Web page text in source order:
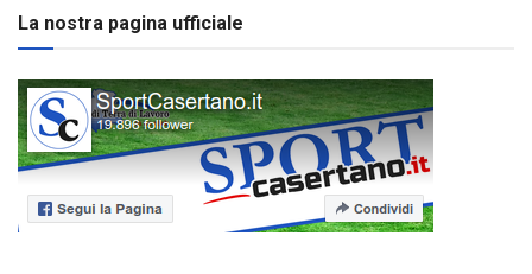
La nostra pagina ufficiale